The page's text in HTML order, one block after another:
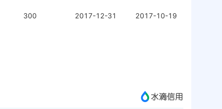
300 2017-12-31 2017-10-19